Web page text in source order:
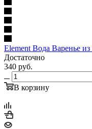
Element Вода Варенье
Достаточно
340 руб.
В корзину